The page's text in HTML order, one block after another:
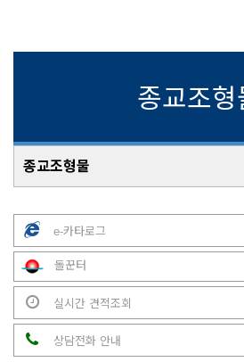
종교조형
종교조형물
e-카타로그
돌꾼터
실시간 견적조회
상담전화 안내